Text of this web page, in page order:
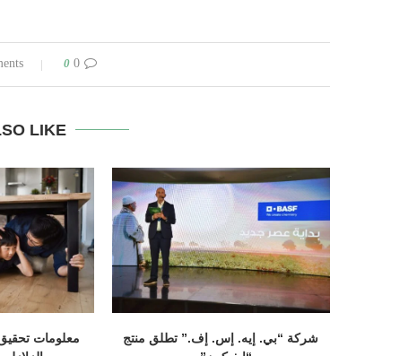
0 comments
0
LIKE
شركة “بي. إيه. إس. إف.” تطلق منتج
معلومات